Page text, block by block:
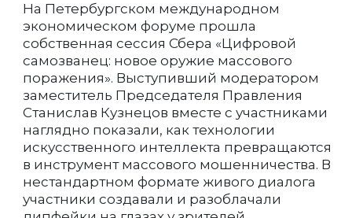
На Петербургском международном
экономическом форуме прошла
собственная сессия Сбера «Цифровой
самозванец: новое оружие массового
поражения». Выступивший модератором
заместитель Председателя Правления
Станислав Кузнецов вместе с участниками
наглядно показали, как технологии
искусственного интеллекта превращаются
в инструмент массового мошенничества. В
нестандартном формате живого диалога
участники создавали и разоблачали